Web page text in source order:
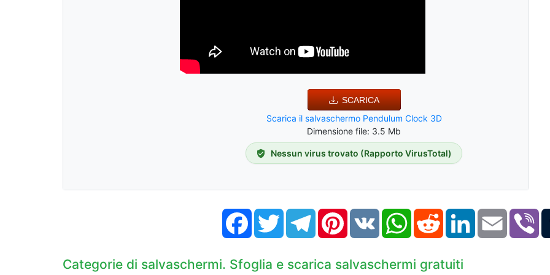
SCARICA
Scarica il salvaschermo Pendulum Clock 3D
Dimensione file: 3.5 Mb
Nessun virus trovato (Rapporto VirusTotal)
FacebookTwitter TelegramPinterestVK WhatsAppReddit LinkedIn Email
Categorie di salvaschermi. Sfoglia e scarica salvaschermi gratuiti